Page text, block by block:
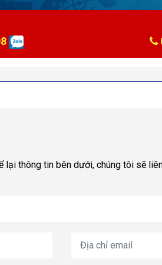
lại thông tin bên dưới, chúng tôi sẽ